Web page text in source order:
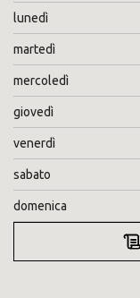
lunedì
martedì
mercoledì
giovedì
venerdì
sabato
domenica